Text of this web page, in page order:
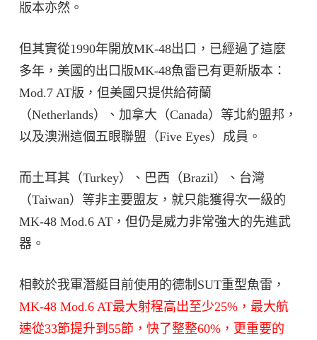
版本亦然。
但其實從1990年開放MK-48出口，已經過了這麼
多年，美國的出口版MK-48魚雷已有更新版本：
Mod.7 AT版，但美國只提供給荷蘭
（Netherlands）、加拿大（Canada）等北約盟邦，
以及澳洲這個五眼聯盟（Five Eyes）成員。
而土耳其（Turkey）、巴西（Brazil）、台灣
（Taiwan）等非主要盟友，就只能獲得次一級的
MK-48 Mod.6 AT，但仍是威力非常強大的先進武
器。
相較於我軍潛艇目前使用的德制SUT重型魚雷，
MK-48 Mod.6 AT最大射程高出至少25%，最大航
速從33節提升到55節，快了整整60%，更重要的